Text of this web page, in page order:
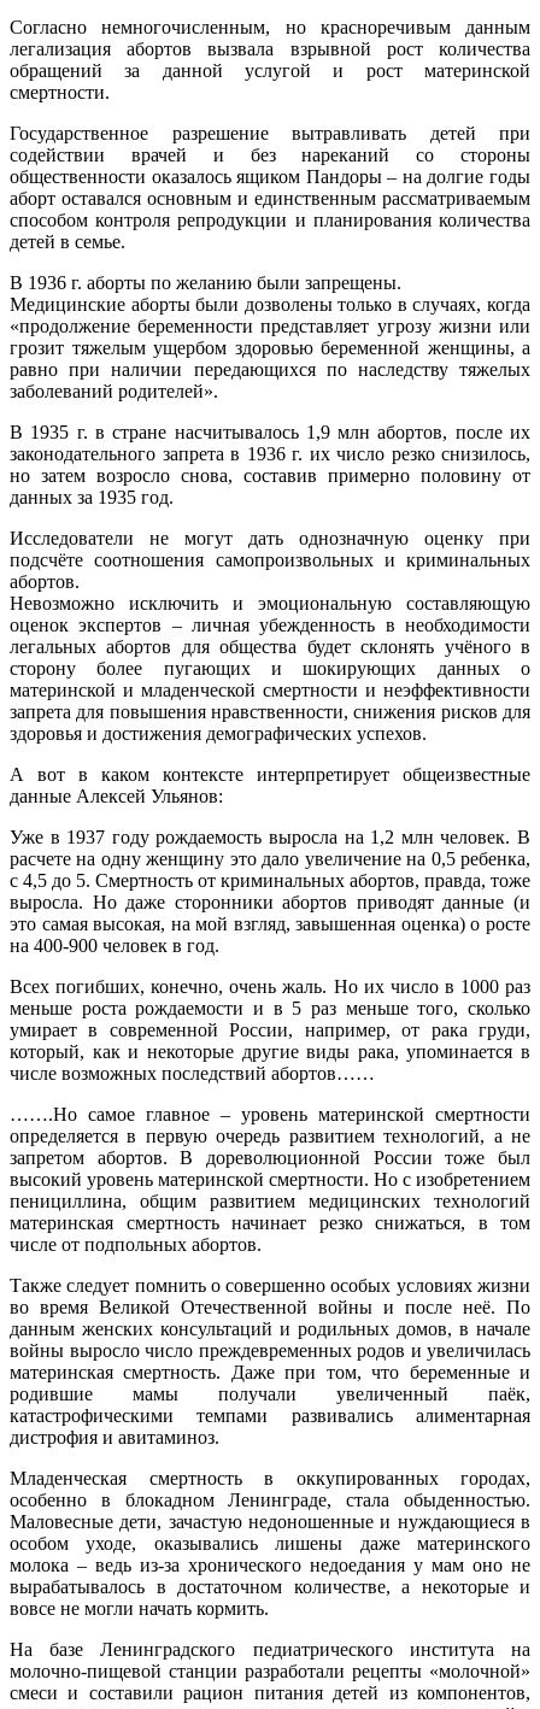
Согласно немногочисленным, но красноречивым данным
легализация абортов вызвала взрывной рост количества
обращений за данной услугой и рост материнской
смертности.
Государственное разрешение вытравливать детей при
содействии врачей и без нареканий со стороны
общественности оказалось ящиком Пандоры – на долгие годы
аборт оставался основным и единственным рассматриваемым
способом контроля репродукции и планирования количества
детей в семье.
В 1936 г. аборты по желанию были запрещены.
Медицинские аборты были дозволены только в случаях, когда
«продолжение беременности представляет угрозу жизни или
грозит тяжелым ущербом здоровью беременной женщины, а
равно при наличии передающихся по наследству тяжелых
заболеваний родителей».
В 1935 г. в стране насчитывалось 1,9 млн абортов, после их
законодательного запрета в 1936 г. их число резко снизилось,
но затем возросло снова, составив примерно половину от
данных за 1935 год.
Исследователи не могут дать однозначную оценку при
подсчёте соотношения самопроизвольных и криминальных
абортов.
Невозможно исключить и эмоциональную составляющую
оценок экспертов – личная убежденность в необходимости
легальных абортов для общества будет склонять учёного в
сторону более пугающих и шокирующих данных о
материнской и младенческой смертности и неэффективности
запрета для повышения нравственности, снижения рисков для
здоровья и достижения демографических успехов.
А вот в каком контексте интерпретирует общеизвестные
данные Алексей Ульянов:
Уже в 1937 году рождаемость выросла на 1,2 млн человек. В
расчете на одну женщину это дало увеличение на 0,5 ребенка,
с 4,5 до 5. Смертность от криминальных абортов, правда, тоже
выросла. Но даже сторонники абортов приводят данные (и
это самая высокая, на мой взгляд, завышенная оценка) о росте
на 400-900 человек в год.
Всех погибших, конечно, очень жаль. Но их число в 1000 раз
меньше роста рождаемости и в 5 раз меньше того, сколько
умирает в современной России, например, от рака груди,
который, как и некоторые другие виды рака, упоминается в
числе возможных последствий абортов……
…….Но самое главное – уровень материнской смертности
определяется в первую очередь развитием технологий, а не
запретом абортов. В дореволюционной России тоже был
высокий уровень материнской смертности. Но с изобретением
пенициллина, общим развитием медицинских технологий
материнская смертность начинает резко снижаться, в том
числе от подпольных абортов.
Также следует помнить о совершенно особых условиях жизни
во время Великой Отечественной войны и после неё. По
данным женских консультаций и родильных домов, в начале
войны выросло число преждевременных родов и увеличилась
материнская смертность. Даже при том, что беременные и
родившие мамы получали увеличенный паёк,
катастрофическими темпами развивались алиментарная
дистрофия и авитаминоз.
Младенческая смертность в оккупированных городах,
особенно в блокадном Ленинграде, стала обыденностью.
Маловесные дети, зачастую недоношенные и нуждающиеся в
особом уходе, оказывались лишены даже материнского
молока – ведь из-за хронического недоедания у мам оно не
вырабатывалось в достаточном количестве, а некоторые и
вовсе не могли начать кормить.
На базе Ленинградского педиатрического института на
молочно-пищевой станции разработали рецепты «молочной»
смеси и составили рацион питания детей из компонентов,